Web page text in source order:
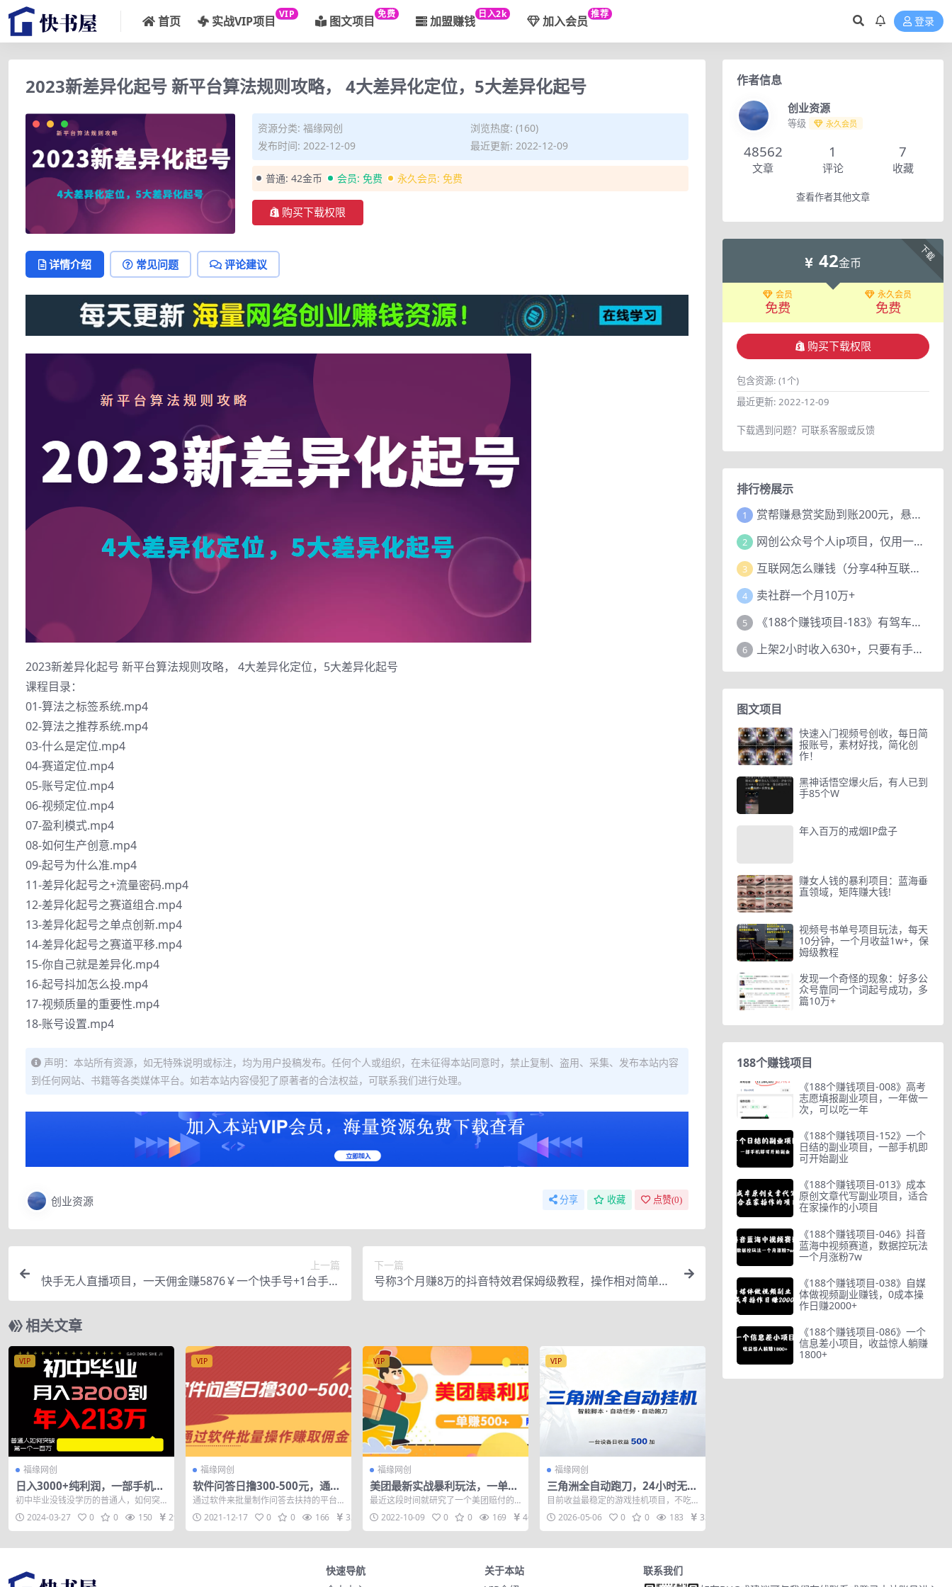
首页 实战VIP项目 VIP 图文项目 免费 加盟赚钱 日入2k 加入会员 推荐
登录
2023新差异化起号 新平台算法规则攻略， 4大差异化定位，5大差异化起号
资源分类: 福缘网创
浏览热度: (160)
发布时间: 2022-12-09
最近更新: 2022-12-09
普通: 42金币 会员: 免费 永久会员: 免费
购买下载权限
详情介绍 常见问题 评论建议
2023新差异化起号 新平台算法规则攻略， 4大差异化定位，5大差异化起号
课程目录：
01-算法之标签系统.mp4
02-算法之推荐系统.mp4
03-什么是定位.mp4
04-赛道定位.mp4
05-账号定位.mp4
06-视频定位.mp4
07-盈利模式.mp4
08-如何生产创意.mp4
09-起号为什么准.mp4
11-差异化起号之+流量密码.mp4
12-差异化起号之赛道组合.mp4
13-差异化起号之单点创新.mp4
14-差异化起号之赛道平移.mp4
15-你自己就是差异化.mp4
16-起号抖加怎么投.mp4
17-视频质量的重要性.mp4
18-账号设置.mp4
声明：本站所有资源，如无特殊说明或标注，均为用户投稿发布。任何个人或组织，在未征得本站同意时，禁止复制、盗用、采集、发布本站内容
到任何网站、书籍等各类媒体平台。如若本站内容侵犯了原著者的合法权益，可联系我们进行处理。
创业资源 分享 收藏 点赞(0)
上一篇
快手无人直播项目，一天佣金赚5876￥一个快手号+1台手机
+0粉,即可开始
下一篇
号称3个月赚8万的抖音特效君保姆级教程，操作相对简单，
新手一个月搞5000+
相关文章
VIP
福缘网创
日入3000+纯利润，一部手机可
做，最少还能做十年，长久事业
初中毕业没钱没学历的普通人，如何突
破自己的第一个一百万。 我是如何一步
一步走到知...
2024-03-27 0 0 150 29
VIP
福缘网创
软件问答日撸300-500元，通过
软件批量操作赚取佣金（无水
印）
通过软件来批量制作问答去扶持的平台
赚取佣金，可能手动一天你只能赚一
点，但是通过软...
2021-12-17 0 0 166 32
VIP
福缘网创
美团最新实战暴利玩法，一单50
0+【首发最详细话术】
最近这段时间就研究了一个美团赔付的
思路，然后这个思路也是没有人玩过，
而且非常的简...
2022-10-09 0 0 169 46
VIP
福缘网创
三角洲全自动跑刀，24小时无人
值守，高效变现，低门槛稳收
益，轻松实现游戏搬砖盈利
目前收益最稳定的游戏挂机项目，不吃
电脑配置，一台设备足够，不封号，包
回收。2026-05-06 0 0 183 33
作者信息
创业资源
等级 永久会员
48562
文章
1
评论
7
收藏
查看作者其他文章
下载
42金币
会员
免费
永久会员
免费
购买下载权限
包含资源: (1个)
最近更新: 2022-12-09
下载遇到问题？可联系客服或反馈
排行榜展示
1 赏帮赚悬赏奖励到账200元，悬赏任务多劳多得，人人可做。
2 网创公众号个人ip项目，仅用一篇文章做到全网引流！
3 互联网怎么赚钱（分享4种互联网赚钱模式）
4 卖社群一个月10万+
5 《188个赚钱项目-183》有驾车评项目，动动小手，复制粘贴赚44元！
6 上架2小时收入630+，只要有手就能做的AI搞钱项目，奶奶看完都能学会!
图文项目
快速入门视频号创收，每日简
报账号，素材好找，简化创
作！
黑神话悟空爆火后，有人已到
手85个W
年入百万的戒烟IP盘子
赚女人钱的暴利项目：蓝海垂
直领域，矩阵赚大钱!
视频号书单号项目玩法，每天
10分钟，一个月收益1w+，保
姆级教程
发现一个奇怪的现象：好多公
众号靠同一个词起号成功，多
篇10万+
188个赚钱项目
《188个赚钱项目-008》高考
志愿填报副业项目，一年做一
次，可以吃一年
《188个赚钱项目-152》一个
日结的副业项目，一部手机即
可开始副业
《188个赚钱项目-013》成本
原创文章代写副业项目，适合
在家操作的小项目
《188个赚钱项目-046》抖音
蓝海中视频赛道，数据控玩法
一个月涨粉7w
《188个赚钱项目-038》自媒
体做视频副业赚钱，0成本操
作日赚2000+
《188个赚钱项目-086》一个
信息差小项目，收益惊人躺赚
1800+
快速导航
关于本站
联系我们